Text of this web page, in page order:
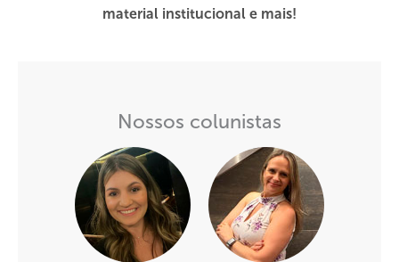
material institucional e mais!
Nossos colunistas